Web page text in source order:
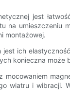
jest
na umieszczeniu
montażowej.
ich
konieczna może
wiatru i wibracji.